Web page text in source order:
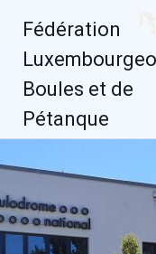
contenu
Fédération
Boules et de
Pétanque